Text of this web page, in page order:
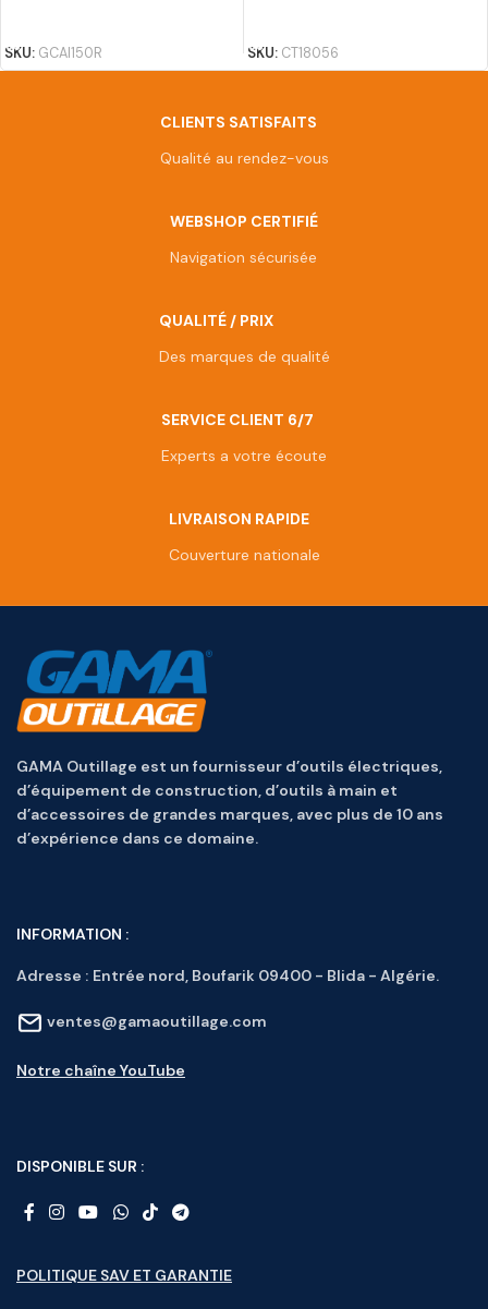
SKU: GCAI150R SKU: CT18056
CLIENTS SATISFAITS
Qualité au rendez-vous
WEBSHOP CERTIFIÉ
Navigation sécurisée
QUALITÉ / PRIX
Des marques de qualité
SERVICE CLIENT 6/7
Experts a votre écoute
LIVRAISON RAPIDE
Couverture nationale
GAMA Outillage est un fournisseur d’outils électriques,
d’équipement de construction, d’outils à main et
d’accessoires de grandes marques, avec plus de 10 ans
d’expérience dans ce domaine.
INFORMATION :
Adresse : Entrée nord, Boufarik 09400 - Blida - Algérie.
ventes@gamaoutillage.com
Notre chaîne YouTube
DISPONIBLE SUR :
POLITIQUE SAV ET GARANTIE